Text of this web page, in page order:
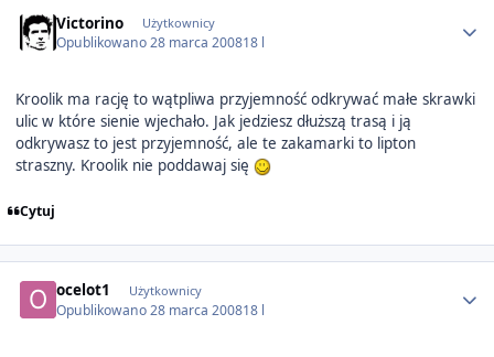
Victorino Użytkownicy
Opublikowano28 marca 200818 l
Kroolik ma rację to wątpliwa przyjemność odkrywać małe skrawki
ulic w które sienie wjechało. Jak jedziesz dłuższą trasą i ją
odkrywasz to jest przyjemność, ale te zakamarki to lipton
straszny. Kroolik nie poddawaj się
Cytuj
ocelot1 Użytkownicy
Opublikowano28 marca 200818 l